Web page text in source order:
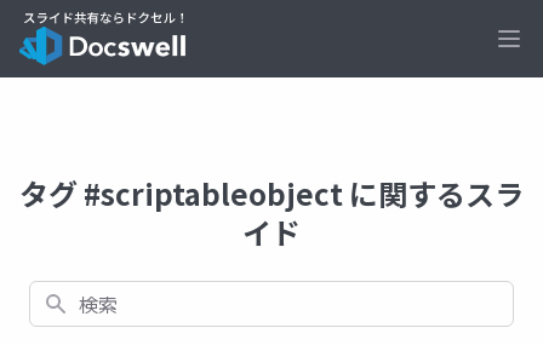
タグ #scriptableobject に関するスラ
イド
検索